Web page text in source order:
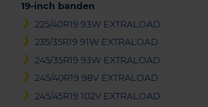
19-inch banden
225/40R19 93W EXTRALOAD
235/35R19 91W EXTRALOAD
245/35R19 93W EXTRALOAD
245/40R19 98V EXTRALOAD
245/45R19 102V EXTRALOAD